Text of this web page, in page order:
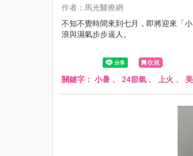
作者：馬光醫療網
不知不覺時間來到七月，即將迎來「
浪與濕氣步步逼人。
收藏
關鍵字： 小暑 、 24節氣 、 上火 、